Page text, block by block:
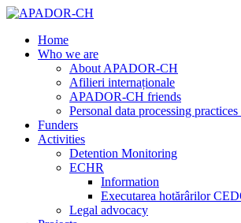
Home
Who we are
About APADOR-CH
Afilieri internaționale
APADOR-CH friends
Personal data processing
Funders
Activities
Detention Monitoring
ECHR
Information
Executarea hotărârilor
Legal advocacy